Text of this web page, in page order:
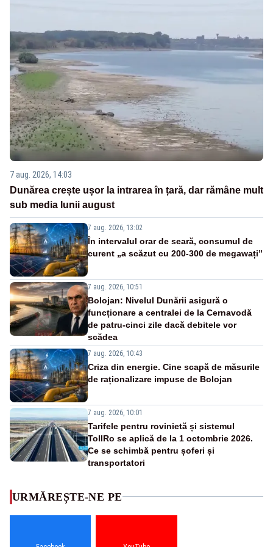
7 aug. 2026, 14:03
Dunărea crește ușor la intrarea în țară, dar rămâne mult
sub media lunii august
7 aug. 2026, 13:02
În intervalul orar de seară, consumul de
curent „a scăzut cu 200-300 de megawați”
7 aug. 2026, 10:51
Bolojan: Nivelul Dunării asigură o
funcționare a centralei de la Cernavodă
de patru-cinci zile dacă debitele vor
scădea
7 aug. 2026, 10:43
Criza din energie. Cine scapă de măsurile
de raționalizare impuse de Bolojan
7 aug. 2026, 10:01
Tarifele pentru rovinietă și sistemul
TollRo se aplică de la 1 octombrie 2026.
Ce se schimbă pentru șoferi și
transportatori
URMĂREȘTE-NE PE